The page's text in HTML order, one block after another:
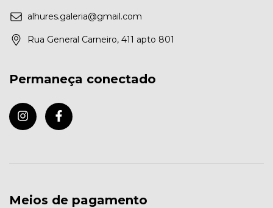
alhures.galeria@gmail.com
Rua General Carneiro, 411 apto 801
Permaneça conectado
Meios de pagamento